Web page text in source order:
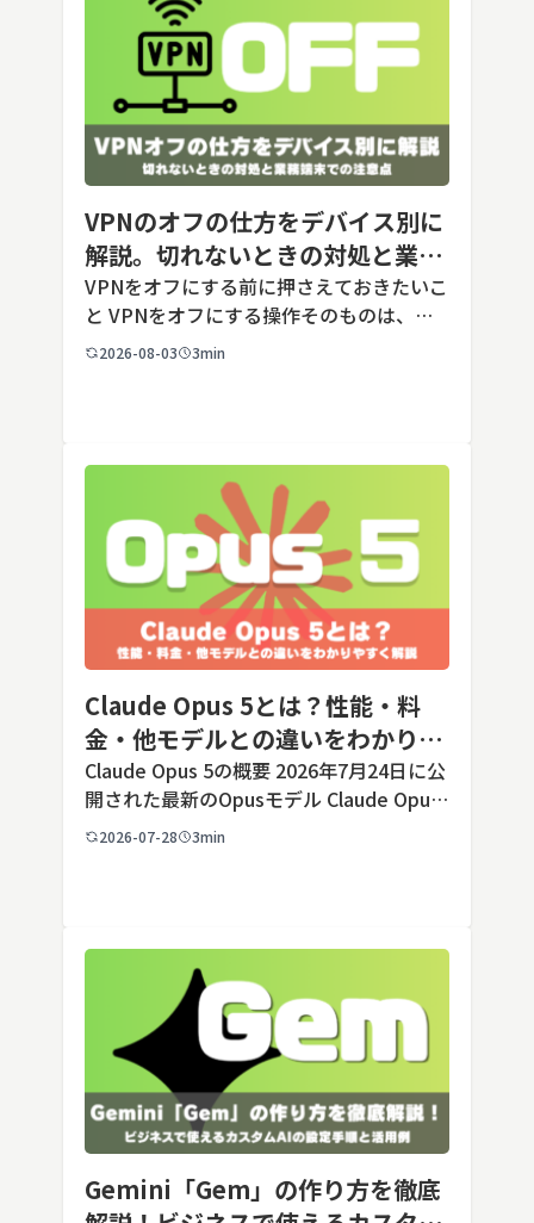
VPNのオフの仕方をデバイス別に
解説。切れないときの対処と業務
端末での注意点
VPNをオフにする前に押さえておきたいこ
と VPNをオフにする操作そのものは、ど
の端末でも数タップから数クリックで完了
2026-08-03 3min
Claude Opus 5とは？性能・料
金・他モデルとの違いをわかりや
すく解説
Claude Opus 5の概要 2026年7月24日に公
開された最新のOpusモデル Claude Opus
5は、米国のAI企業Anthropic（アンソロピ
2026-07-28 3min
Gemini「Gem」の作り方を徹底